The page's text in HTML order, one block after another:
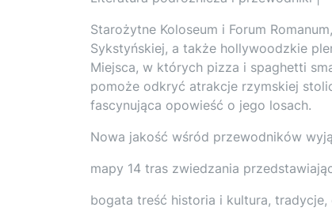
Starożytne Koloseum i Forum
Sykstyńskiej, a także hollywoodzkie
Miejsca, w których pizza i spaghetti
pomoże odkryć atrakcje rzymskiej
fascynująca opowieść o jego losach.
Nowa jakość wśród przewodników
mapy 14 tras zwiedzania
bogata treść historia i kultura,